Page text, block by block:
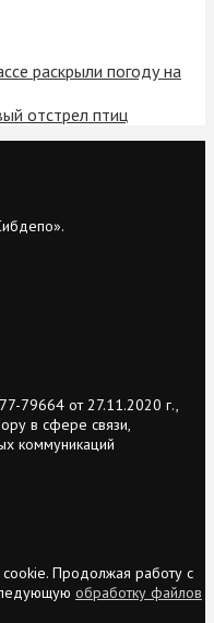
раскрыли погоду на
отстрел птиц
79664 от 27.11.2020 г.,
в сфере связи,
коммуникаций
Продолжая работу с
обработку файлов